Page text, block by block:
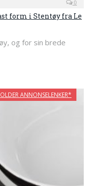
0
form i Stentøy fra Le
og for sin brede
ANNONSELENKER*